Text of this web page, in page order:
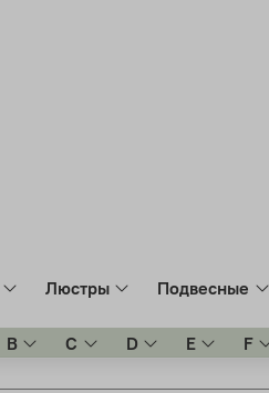
Люстры Подвесные
B C D E F